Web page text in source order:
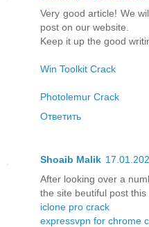
Very good article! We
post on our website.
Keep it up the good
Win Toolkit Crack
Photolemur Crack
Ответить
Shoaib Malik
After looking over a
the site beutiful post
iclone pro crack
expressvpn for chrome